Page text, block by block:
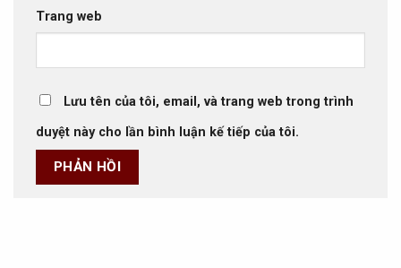
Trang web
Lưu tên của tôi, email, và trang web trong trình
duyệt này cho lần bình luận kế tiếp của tôi.